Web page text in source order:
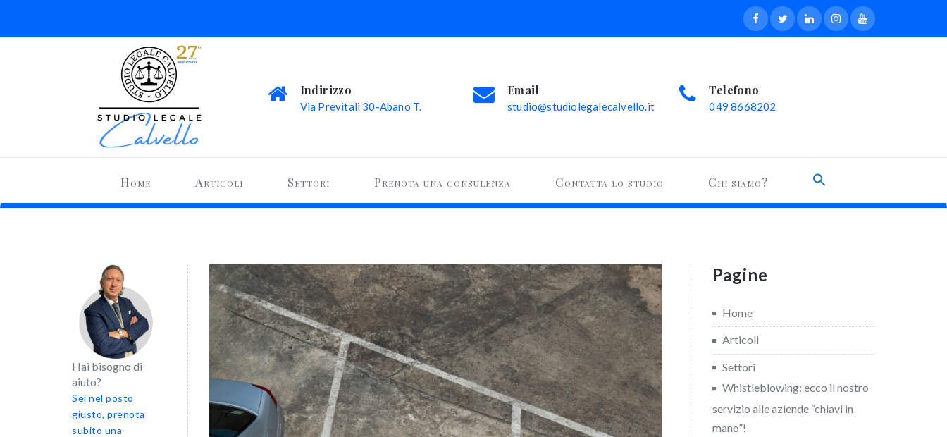
Indirizzo
Via Previtali 30-Abano T.
Email
studio@studiolegalecalvello.it
Telefono
049 8668202
Home Articoli Settori Prenota una consulenza Contatta lo studio Chi siamo?
Hai bisogno di
aiuto?
Sei nel posto
giusto, prenota
subito una
Pagine
Home
Articoli
Settori
Whistleblowing: ecco il nostro
servizio alle aziende “chiavi in
mano”!